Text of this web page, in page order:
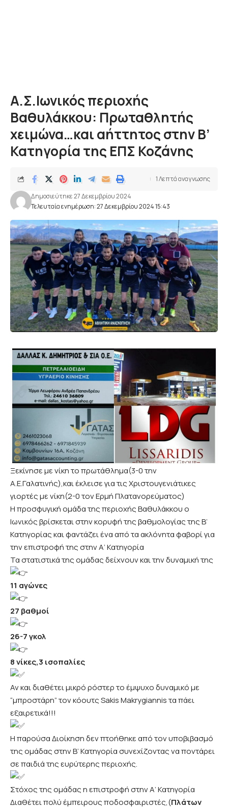
Α.Σ.Iωνικός περιοχής
Βαθυλάκκου: Πρωταθλητής
χειμώνα…και αήττητος στην Β’
Κατηγορία της ΕΠΣ Κοζάνης
Τελευταία ενημέρωση: 27 Δεκεμβρίου 2024 15:43
Δημοσιεύτηκε 27 Δεκεμβρίου 2024
1 Λεπτά αναγνωσης
Ξεκίνησε με νίκη το πρωτάθλημα(3-0 την
Α.Ε.Γαλατινής),και έκλεισε για τις Χριστουγενιάτικες
γιορτές με νίκη(2-0 τον Ερμή Πλατανορεύματος)
Η προσφυγική ομάδα της περιοχής Βαθυλάκκου ο
Ιωνικός βρίσκεται στην κορυφή της βαθμολογίας της Β’
Κατηγορίας και φαντάζει ένα από τα ακλόνητα φαβορί για
την επιστροφή της στην Α’ Κατηγορία
Τα στατιστικά της ομάδας δείχνουν και την δυναμική της
11 αγώνες
27 βαθμοί
26-7 γκολ
8 νίκες,3 ισοπαλίες
Αν και διαθέτει μικρό ρόστερ το έμψυχο δυναμικό με
“μπροστάρη” τον κόουτςSakis Makrygiannisτα πάει
εξαιρετικά!!!
Η παρούσα Διοίκηση δεν πτοήθηκε από τον υποβιβασμό
της ομάδας στην Β’ Κατηγορία συνεχίζοντας να ποντάρει
σε παιδιά της ευρύτερης περιοχής.
Στόχος της ομάδας η επιστροφή στην Α’ Κατηγορία
Διαθέτει πολύ έμπειρους ποδοσφαιριστές,(Πλάτων